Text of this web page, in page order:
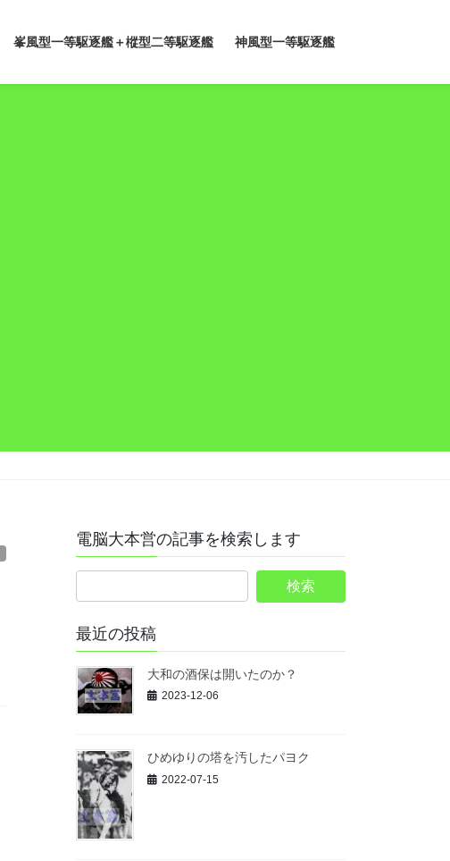
峯風型一等駆逐艦＋樅型二等駆逐艦 神風型一等駆逐艦
電脳大本営の記事を検索します
最近の投稿
大和の酒保は開いたのか？
2023-12-06
ひめゆりの塔を汚したパヨク
2022-07-15